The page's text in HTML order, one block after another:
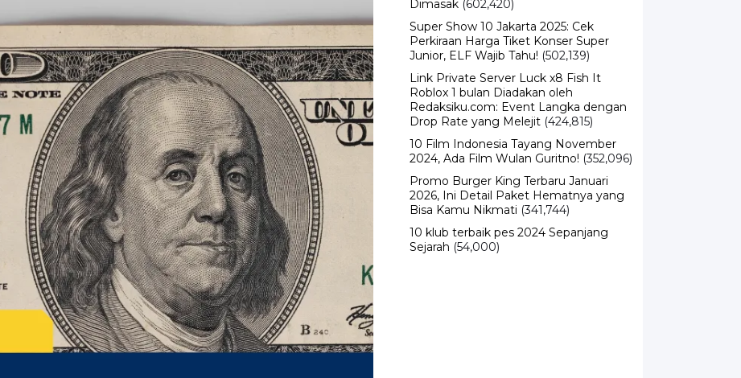
Junior, ELF Wajib Tahu! (502,139)
Link Private Server Luck x8 Fish It
Redaksiku.com: Event Langka dengan
Drop Rate yang Melejit (424,815)
10 Film Indonesia Tayang November
Promo Burger King Terbaru Januari
Bisa Kamu Nikmati
(341,744)
10 klub terbaik pes 2024 Sepanjang